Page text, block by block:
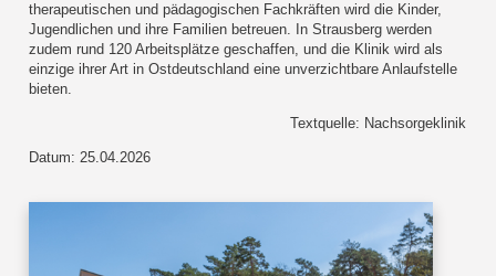
therapeutischen und pädagogischen Fachkräften wird die Kinder,
Jugendlichen und ihre Familien betreuen. In Strausberg werden
zudem rund 120 Arbeitsplätze geschaffen, und die Klinik wird als
einzige ihrer Art in Ostdeutschland eine unverzichtbare Anlaufstelle
bieten.
Textquelle: Nachsorgeklinik
Datum: 25.04.2026